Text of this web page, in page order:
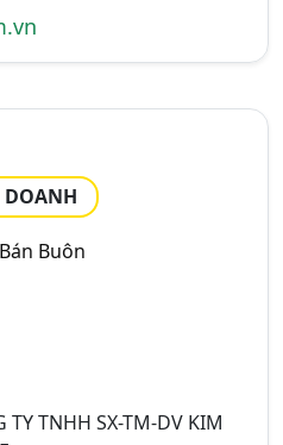
Buôn
TY TNHH SX-TM-DV KIM